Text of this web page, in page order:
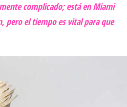
complicado; está en Miami
pero el tiempo es vital para que